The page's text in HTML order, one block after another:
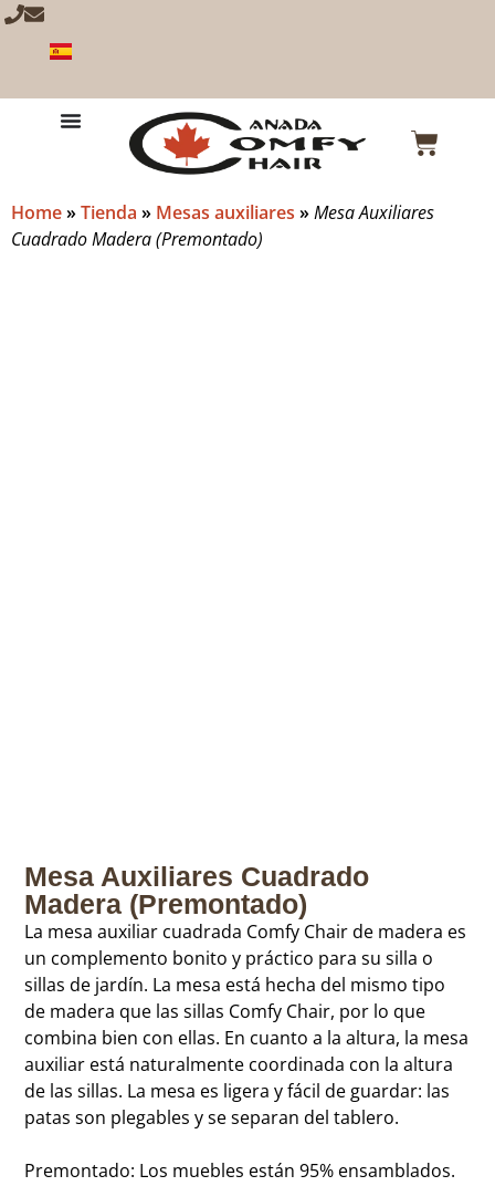
Home»Tienda » Mesas auxiliares »Mesa Auxiliares
Cuadrado Madera (Premontado)
Mesa Auxiliares Cuadrado
Madera (Premontado)
La mesa auxiliar cuadrada Comfy Chair de madera es
un complemento bonito y práctico para su silla o
sillas de jardín. La mesa está hecha del mismo tipo
de madera que las sillas Comfy Chair, por lo que
combina bien con ellas. En cuanto a la altura, la mesa
auxiliar está naturalmente coordinada con la altura
de las sillas. La mesa es ligera y fácil de guardar: las
patas son plegables y se separan del tablero.
Premontado: Los muebles están 95% ensamblados.